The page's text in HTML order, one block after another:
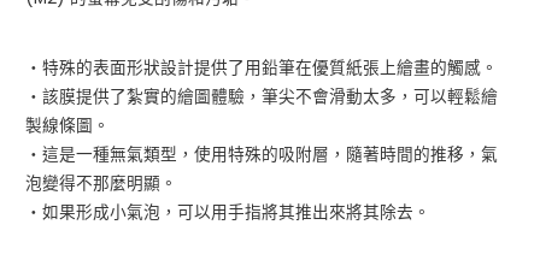
・特殊的表面形狀設計提供了用鉛筆在優質紙張上繪畫的觸感。
・該膜提供了紮實的繪圖體驗，筆尖不會滑動太多，可以輕鬆繪
製線條圖。
・這是一種無氣類型，使用特殊的吸附層，隨著時間的推移，氣
泡變得不那麼明顯。
・如果形成小氣泡，可以用手指將其推出來將其除去。